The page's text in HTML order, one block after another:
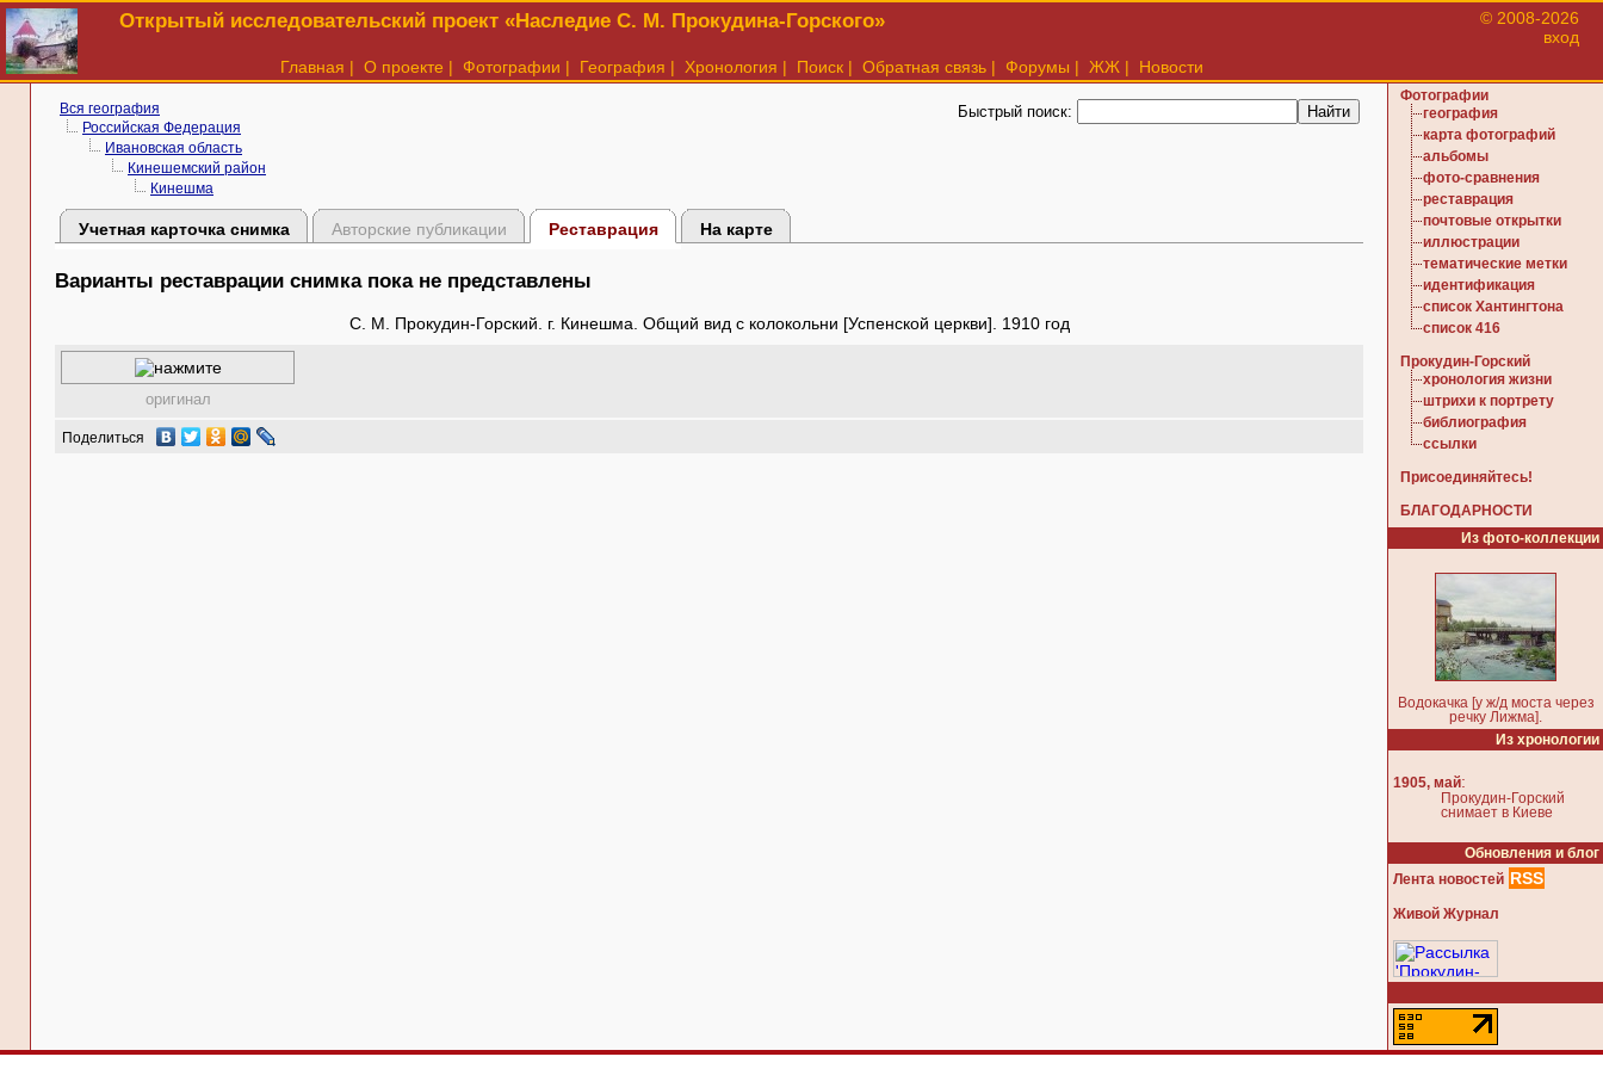
Открытый исследовательский проект «Наследие С. М. Прокудина-Горского»
© 2008-2026
вход
Главная | О проекте | Фотографии | География | Хронология | Поиск | Обратная связь | Форумы | ЖЖ | Новости
Вся география
Российская Федерация
Ивановская область
Кинешемский район
Кинешма
Быстрый поиск:
Учетная карточка снимка Авторские публикации Реставрация На карте
Варианты реставрации снимка пока не представлены
С. М. Прокудин-Горский. г. Кинешма. Общий вид с колокольни [Успенской церкви]. 1910 год
оригинал
Поделиться
Фотографии
география
карта фотографий
альбомы
фото-сравнения
реставрация
почтовые открытки
иллюстрации
тематические метки
идентификация
список Хантингтона
список 416
Прокудин-Горский
хронология жизни
штрихи к портрету
библиография
ссылки
Присоединяйтесь!
БЛАГОДАРНОСТИ
Из фото-коллекции
Водокачка [у ж/д моста через
речку Лижма].
Из хронологии
1905, май:
Прокудин-Горский
снимает в Киеве
Обновления и блог
Лента новостей RSS
Живой Журнал